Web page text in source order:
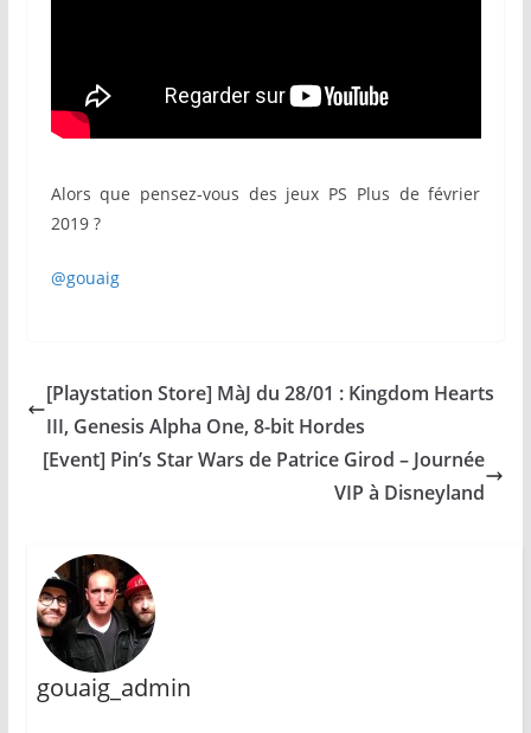
Alors que pensez-vous des jeux PS Plus de février
2019 ?
@gouaig
[Playstation Store] MàJ du 28/01 : Kingdom Hearts
III, Genesis Alpha One, 8-bit Hordes
[Event] Pin’s Star Wars de Patrice Girod – Journée
VIP à Disneyland
gouaig_admin